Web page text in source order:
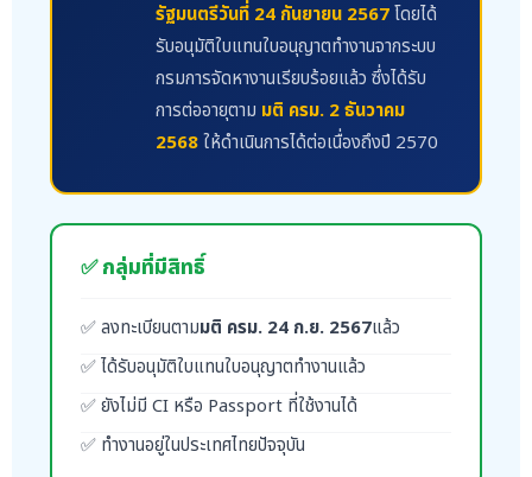
รัฐมนตรีวันที่ 24 กันยายน 2567โดยได้
รับอนุมัติใบแทนใบอนุญาตทำงานจากระบบ
กรมการจัดหางานเรียบร้อยแล้ว ซึ่งได้รับ
การต่ออายุตาม มติ ครม. 2 ธันวาคม
2568ให้ดำเนินการได้ต่อเนื่องถึงปี 2570
✅ กลุ่มที่มีสิทธิ์
✅ ลงทะเบียนตามมติ ครม. 24 ก.ย. 2567แล้ว
✅ ได้รับอนุมัติใบแทนใบอนุญาตทำงานแล้ว
✅ ยังไม่มี CI หรือ Passport ที่ใช้งานได้
✅ ทำงานอยู่ในประเทศไทยปัจจุบัน